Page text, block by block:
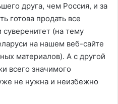
друга, чем Россия, и за
готова продать все
(на тему
на нашем веб-сайте
материалов). А с другой
всего значимого
не нужна и неизбежно